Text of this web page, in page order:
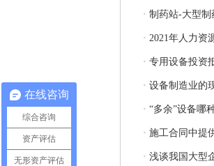
· 制药站-大型
· 2021年人力资
· 专用设备投资
· 设备制造业的
· “多余”设备哪
· 施工合同中提
· 浅谈我国大型
在线咨询
综合咨询
资产评估
无形资产评估